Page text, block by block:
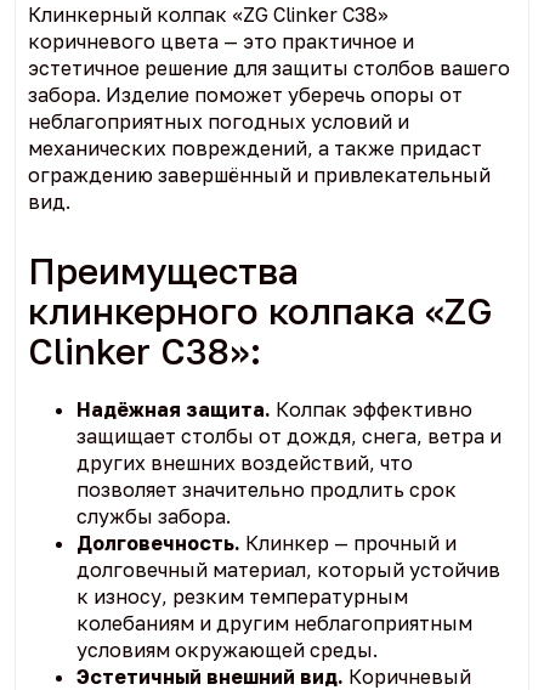
Клинкерный колпак «ZG Clinker C38»
коричневого цвета — это практичное и
эстетичное решение для защиты столбов вашего
забора. Изделие поможет уберечь опоры от
неблагоприятных погодных условий и
механических повреждений, а также придаст
ограждению завершённый и привлекательный
вид.
Преимущества
клинкерного колпака «ZG
Clinker C38»:
Надёжная защита. Колпак эффективно
защищает столбы от дождя, снега, ветра и
других внешних воздействий, что
позволяет значительно продлить срок
службы забора.
Долговечность. Клинкер — прочный и
долговечный материал, который устойчив
к износу, резким температурным
колебаниям и другим неблагоприятным
условиям окружающей среды.
Эстетичный внешний вид. Коричневый